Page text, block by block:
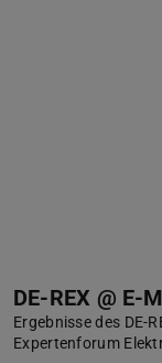
DE-REX @ E-
Ergebnisse des DE-
Expertenforum